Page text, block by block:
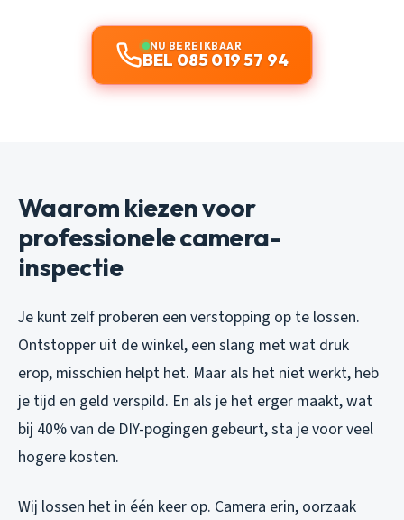
NU BEREIKBAAR
BEL 085 019 57 94
Waarom kiezen voor
professionele camera-
inspectie
Je kunt zelf proberen een verstopping op te lossen.
Ontstopper uit de winkel, een slang met wat druk
erop, misschien helpt het. Maar als het niet werkt, heb
je tijd en geld verspild. En als je het erger maakt, wat
bij 40% van de DIY-pogingen gebeurt, sta je voor veel
hogere kosten.
Wij lossen het in één keer op. Camera erin, oorzaak